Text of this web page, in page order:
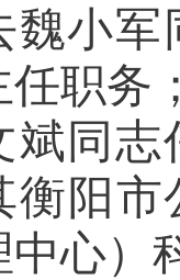
魏小军
职务；
斌同志
衡阳
中心）